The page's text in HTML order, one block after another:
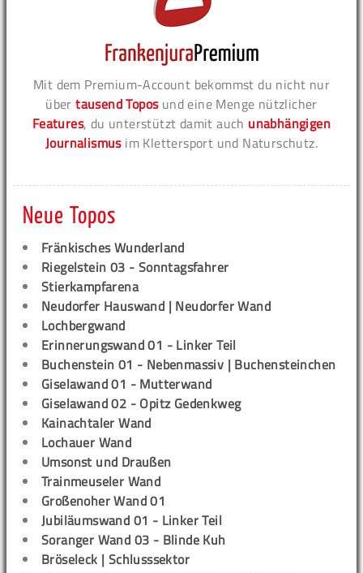
Mit dem Premium-Account bekommst du nicht nur
übertausend Toposund eine Menge nützlicher
Features, du unterstützt damit auch unabhängigen
Journalismusim Klettersport und Naturschutz.
Neue Topos
Fränkisches Wunderland
Riegelstein 03 - Sonntagsfahrer
Stierkampfarena
Neudorfer Hauswand | Neudorfer Wand
Lochbergwand
Erinnerungswand 01 - Linker Teil
Buchenstein 01 - Nebenmassiv | Buchensteinchen
Giselawand 01 - Mutterwand
Giselawand 02 - Opitz Gedenkweg
Kainachtaler Wand
Lochauer Wand
Umsonst und Draußen
Trainmeuseler Wand
Großenoher Wand 01
Jubiläumswand 01 - Linker Teil
Soranger Wand 03 - Blinde Kuh
Bröseleck | Schlusssektor